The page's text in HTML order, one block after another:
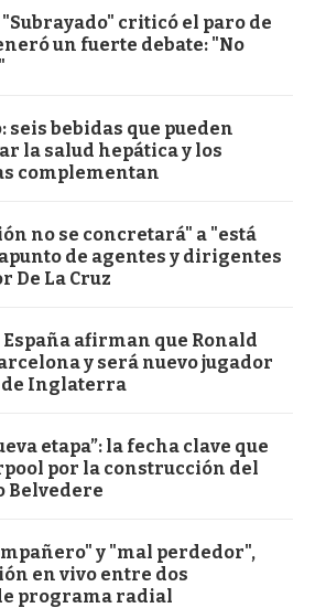
criticó el paro de
un fuerte debate: "No
seis bebidas que pueden
la salud hepática y los
complementan
no se concretará" a "está
de agentes y dirigentes
De La Cruz
España afirman que Ronald
y será nuevo jugador
Inglaterra
etapa”: la fecha clave que
por la construcción del
Belvedere
y "mal perdedor",
en vivo entre dos
programa radial